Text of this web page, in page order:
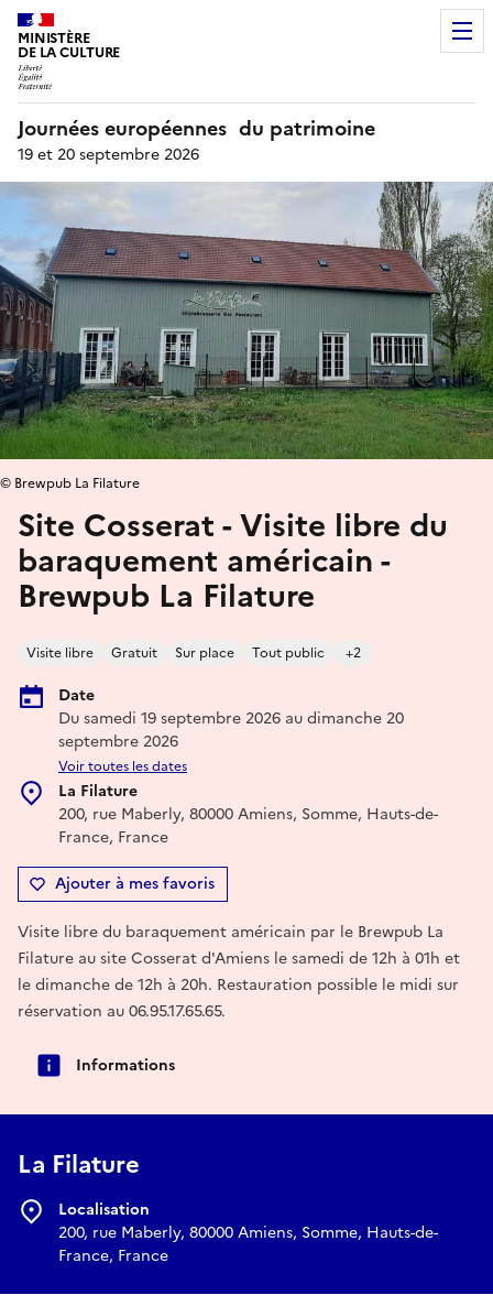
MINISTÈRE
DE LA CULTURE
Journées européennes du patrimoine
19 et 20 septembre 2026
Site Cosserat - Visite libre du
baraquement américain -
Brewpub La Filature
Visite libre Gratuit Sur place Tout public +2
Date
Du samedi 19 septembre 2026 au dimanche 20
septembre 2026
Voir toutes les dates
La Filature
200, rue Maberly, 80000 Amiens, Somme, Hauts-de-
France, France
Ajouter à mes favoris
© Brewpub La Filature
Visite libre du baraquement américain par le Brewpub La
Filature au site Cosserat d'Amiens le samedi de 12h à 01h et
le dimanche de 12h à 20h. Restauration possible le midi sur
réservation au 06.95.17.65.65.
Informations
La Filature
Localisation
200, rue Maberly, 80000 Amiens, Somme, Hauts-de-
France, France